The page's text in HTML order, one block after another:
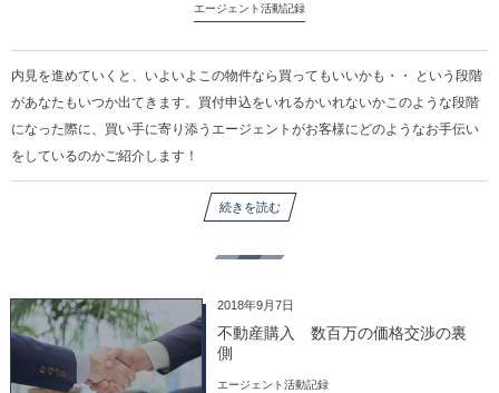
エージェント活動記録
内見を進めていくと、いよいよこの物件なら買ってもいいかも・・ という段階
があなたもいつか出てきます。買付申込をいれるかいれないかこのような段階
になった際に、買い手に寄り添うエージェントがお客様にどのようなお手伝い
をしているのかご紹介します！
続きを読む
2018年9月7日
不動産購入 数百万の価格交渉の裏
側
エージェント活動記録